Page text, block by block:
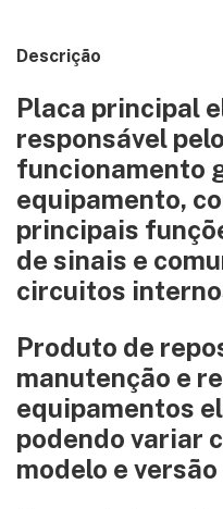
Descrição
Placa principal
responsável
funcionamento
equipamento,
principais
de sinais e
circuitos
Produto de
manutenção e
equipamentos
podendo variar
modelo e